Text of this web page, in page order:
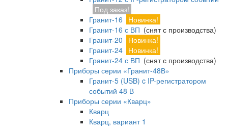
Под заказ!
Гранит-16
Новинка!
Гранит-16 с ВП (снят с производства)
Гранит-20
Новинка!
Гранит-24 Новинка!
Гранит-24 с ВП (снят с производства)
Приборы серии «Гранит-48В»
Гранит-5 (USB) c IP-регистратором
событий 48 В
Приборы серии «Кварц»
Кварц
Кварц, вариант 1